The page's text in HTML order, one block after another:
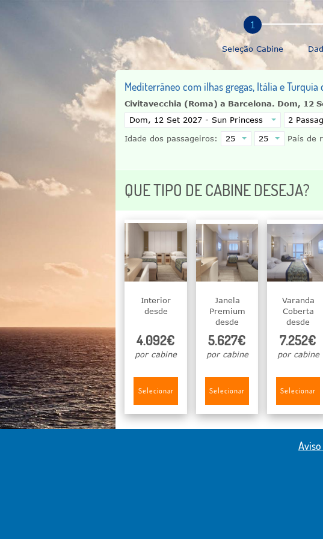
Seleção Cabine
Mediterrâneo com ilhas gregas, Itália e
Civitavecchia (Roma) a Barcelona. Dom, 12
Idade dos passageiros:
País de
QUE TIPO DE CABINE DESEJA?
Interior
desde
4.092€
por cabine
Selecionar
Janela
Premium
desde
5.627€
por cabine
Selecionar
Varanda
Coberta
desde
7.252€
por cabine
Selecionar